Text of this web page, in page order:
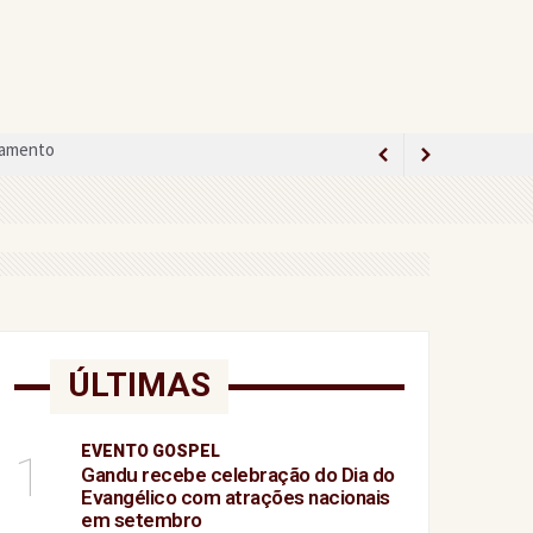
ÚLTIMAS
1 EVENTO GOSPEL
Gandu recebe celebração do Dia do
Evangélico com atrações nacionais
em setembro